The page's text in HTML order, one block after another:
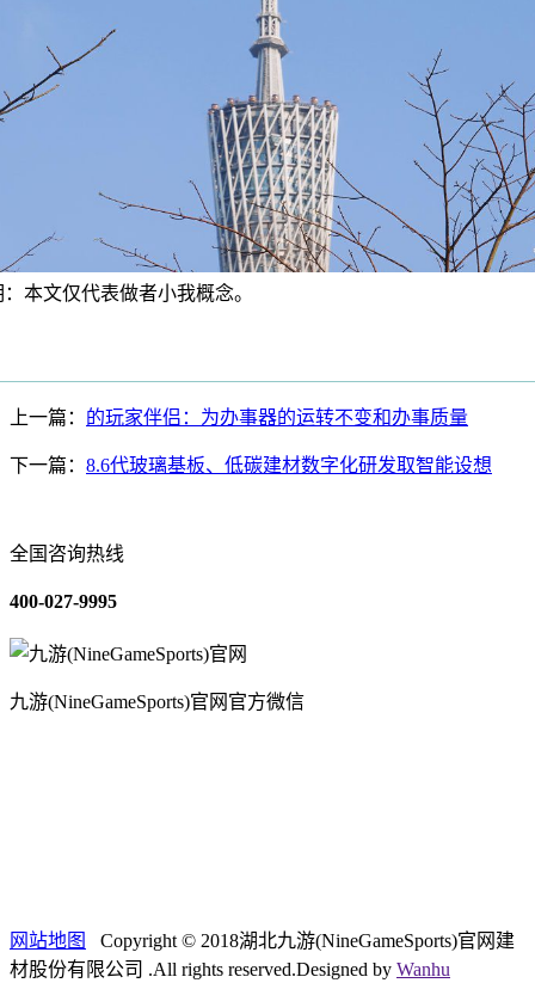
本文仅代表做者小我概念。
上一篇： 的玩家伴侣：为办事器的运转不变和办事质量
下一篇： 8.6代玻璃基板、低碳建材数字化研发取智能设想
全国咨询热线
400-027-9995
九游(NineGameSports)官网官方微信
网站地图
Copyright © 2018湖北九游(NineGameSports)官网建
材股份有限公司 .All rights reserved.Designed by Wanhu